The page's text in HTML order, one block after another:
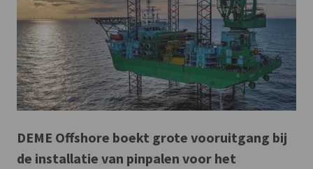
DEME Offshore boekt grote vooruitgang bij
de installatie van pinpalen voor het